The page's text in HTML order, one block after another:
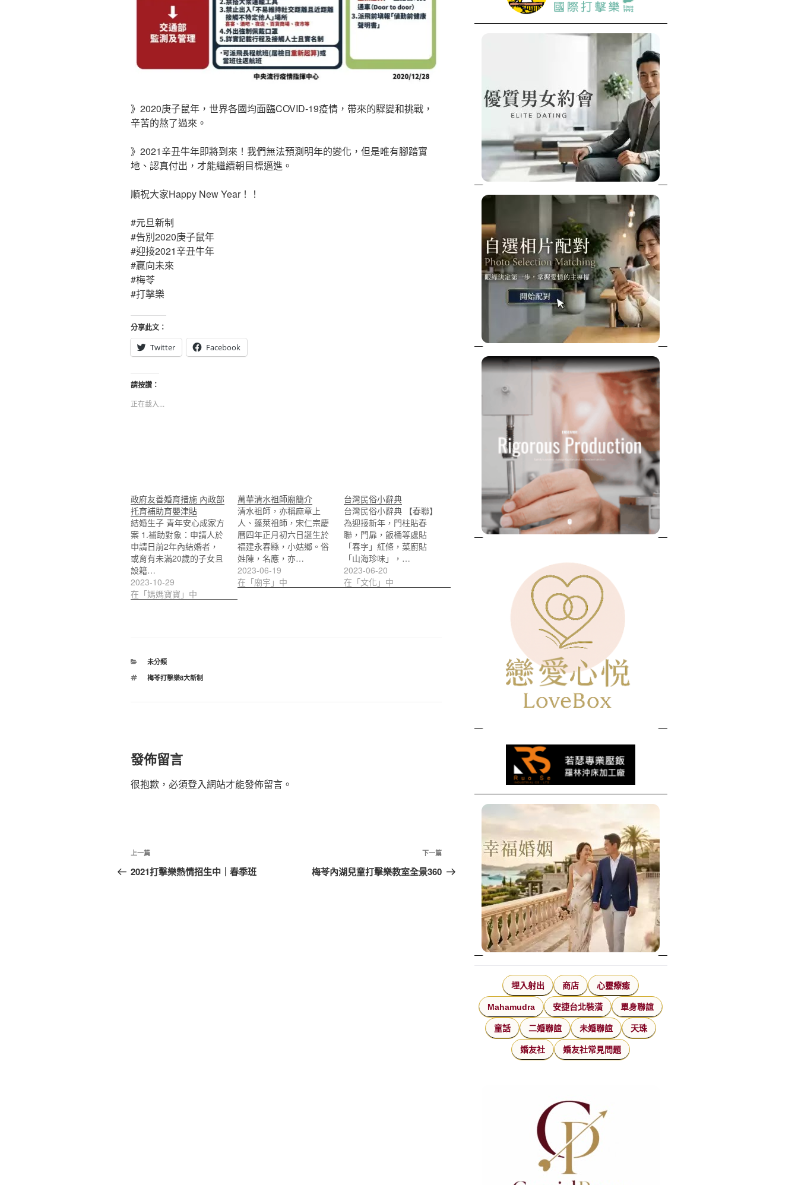
》2020庚子鼠年，世界各國均面臨COVID-19疫情，帶來的驟變和挑戰，
辛苦的熬了過來。
》2021辛丑牛年即將到來！我們無法預測明年的變化，但是唯有腳踏實
地、認真付出，才能繼續朝目標邁進。
順祝大家Happy New Year！！
#元旦新制
#告別2020庚子鼠年
#迎接2021辛丑牛年
#贏向未來
#梅苓
#打擊樂
分享此文：
Twitter
Facebook
請按讚：
正在載入...
政府友善婚育措施 內政部
托育補助育嬰津貼
結婚生子 青年安心成家方
案 1.補助對象：申請人於
申請日前2年內結婚者，
或育有未滿20歲的子女且
設籍…
2023-10-29
在「媽媽寶寶」中
萬華清水祖師廟簡介
清水祖師，亦稱麻章上
人、蓬萊祖師，宋仁宗慶
曆四年正月初六日誕生於
福建永春縣，小姑鄉。俗
姓陳，名應，亦…
2023-06-19
在「廟宇」中
台灣民俗小辭典
台灣民俗小辭典 【春聯】
為迎接新年，門柱貼春
聯，門扉，飯桶等處貼
「春字」紅條，菜廚貼
「山海珍味」，…
2023-06-20
在「文化」中
分
未分類
標
梅苓打擊樂8大新制
發佈留言
很抱歉，必須登入網站才能發佈留言。
文
章
上
一
上一篇
2021打擊樂熱情招生中｜春季班
下
一
下一篇
梅苓內湖兒童打擊樂教室全景360
埋入射出 商店 心靈療癒
Mahamudra 安捷台北裝潢 單身聯誼
童話 二婚聯誼 未婚聯誼 天珠
婚友社 婚友社常見問題